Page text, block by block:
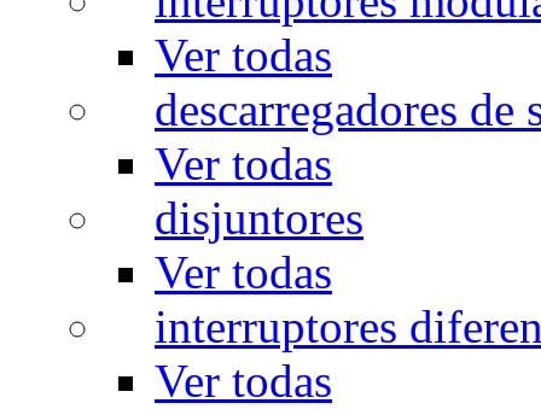
Ver todas
descarregadores de
Ver todas
disjuntores
Ver todas
interruptores
Ver todas